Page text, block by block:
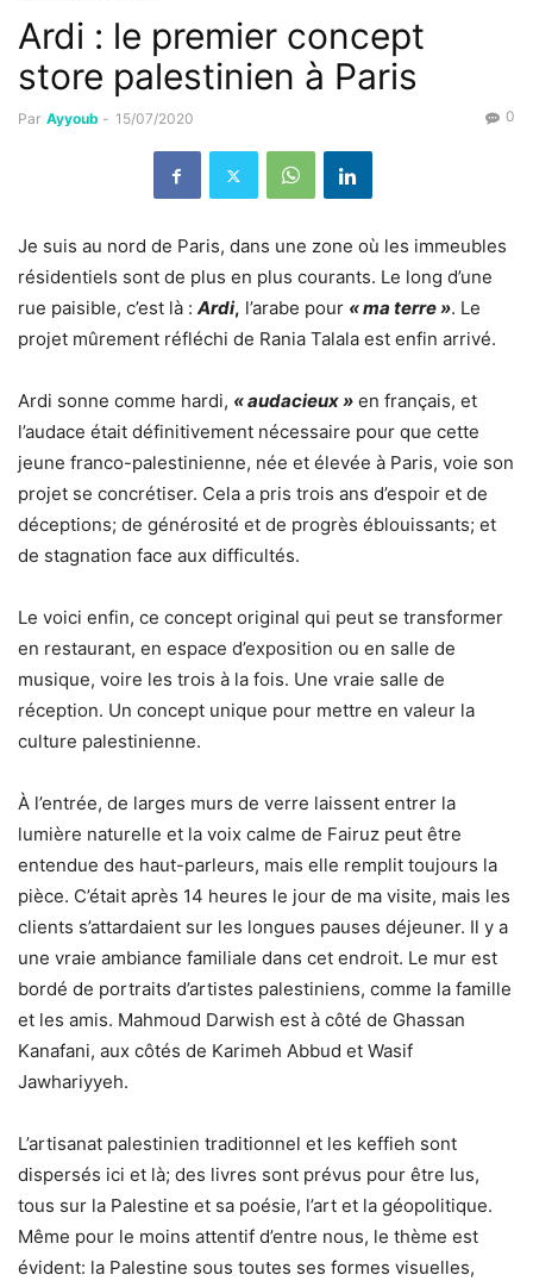
Ardi : le premier concept
store palestinien à Paris
Par Ayyoub - 15/07/2020 0
Je suis au nord de Paris, dans une zone où les immeubles
résidentiels sont de plus en plus courants. Le long d’une
rue paisible, c’est là : Ardi, l’arabe pour « ma terre ». Le
projet mûrement réfléchi de Rania Talala est enfin arrivé.
Ardi sonne comme hardi, « audacieux » en français, et
l’audace était définitivement nécessaire pour que cette
jeune franco-palestinienne, née et élevée à Paris, voie son
projet se concrétiser. Cela a pris trois ans d’espoir et de
déceptions; de générosité et de progrès éblouissants; et
de stagnation face aux difficultés.
Le voici enfin, ce concept original qui peut se transformer
en restaurant, en espace d’exposition ou en salle de
musique, voire les trois à la fois. Une vraie salle de
réception. Un concept unique pour mettre en valeur la
culture palestinienne.
À l’entrée, de larges murs de verre laissent entrer la
lumière naturelle et la voix calme de Fairuz peut être
entendue des haut-parleurs, mais elle remplit toujours la
pièce. C’était après 14 heures le jour de ma visite, mais les
clients s’attardaient sur les longues pauses déjeuner. Il y a
une vraie ambiance familiale dans cet endroit. Le mur est
bordé de portraits d’artistes palestiniens, comme la famille
et les amis. Mahmoud Darwish est à côté de Ghassan
Kanafani, aux côtés de Karimeh Abbud et Wasif
Jawhariyyeh.
L’artisanat palestinien traditionnel et les keffieh sont
dispersés ici et là; des livres sont prévus pour être lus,
tous sur la Palestine et sa poésie, l’art et la géopolitique.
Même pour le moins attentif d’entre nous, le thème est
évident: la Palestine sous toutes ses formes visuelles,